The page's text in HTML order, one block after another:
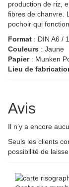
production de riz,
fibres de chanvre.
pochoir qui
Format : DIN A6 /
Couleurs : Jaune
Papier: Munken
Lieu de
Avis
Il n’y a encore
Seuls les clients
possibilité de